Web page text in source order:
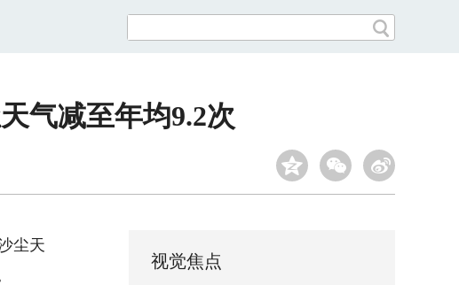
气减至年均9.2次
尘天
视觉焦点